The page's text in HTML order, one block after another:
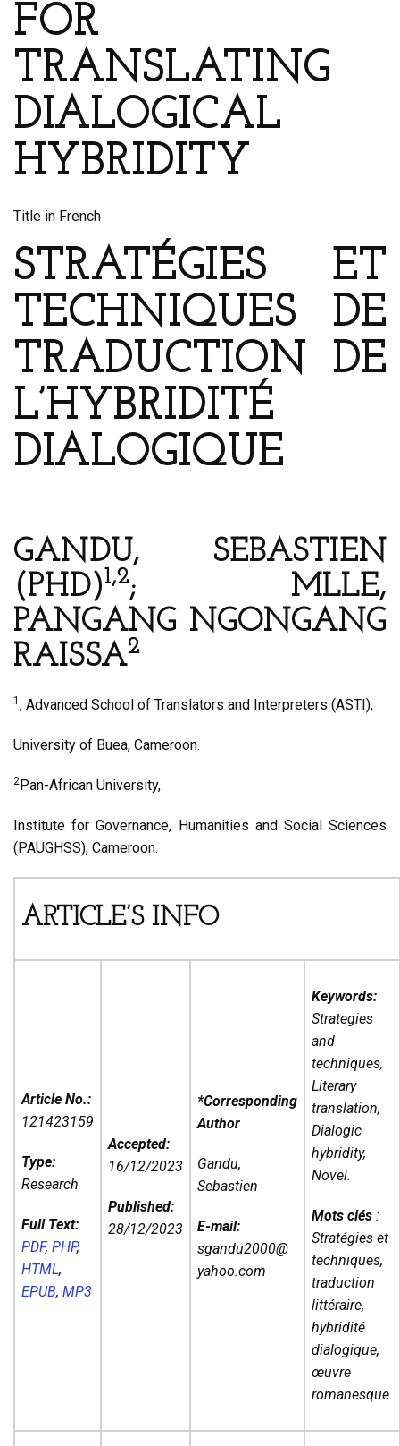
FOR
TRANSLATING
DIALOGICAL
HYBRIDITY
Title in French
STRATÉGIES ET
TECHNIQUES DE
TRADUCTION DE
L’HYBRIDITÉ
DIALOGIQUE
GANDU, SEBASTIEN
(PHD)1,2; MLLE,
PANGANG NGONGANG
RAISSA2
1 , Advanced School of Translators and Interpreters (ASTI),
University of Buea, Cameroon.
2Pan-African University,
Institute for Governance, Humanities and Social Sciences
(PAUGHSS), Cameroon.
ARTICLE’S INFO
Article No.:
121423159
Type:
Research
Full Text:
PDF, PHP,
HTML,
EPUB, MP3
Accepted:
16/12/2023
Published:
28/12/2023
*Corresponding
Author
Gandu,
Sebastien
E-mail:
sgandu2000@
yahoo.com
Keywords:
Strategies
and
techniques,
Literary
translation,
Dialogic
hybridity,
Novel.
Mots clés :
Stratégies et
techniques,
traduction
littéraire,
hybridité
dialogique,
œuvre
romanesque.